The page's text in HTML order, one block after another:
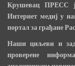
Крушевац ПРЕСС
Интернет медиј у
портал за грађане
Наши циљеви и
проверене